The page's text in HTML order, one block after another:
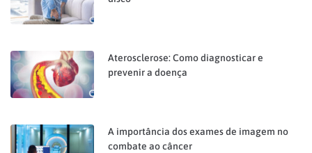
Aterosclerose: Como diagnosticar e
prevenir a doença
A importância dos exames de imagem no
combate ao câncer